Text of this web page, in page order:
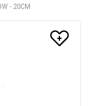
- 20CM